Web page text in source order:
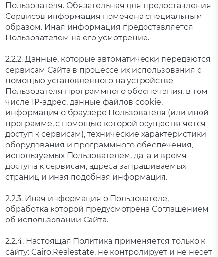
Пользователя. Обязательная для предоставления
Сервисов информация помечена специальным
образом. Иная информация предоставляется
Пользователем на его усмотрение.
2.2.2. Данные, которые автоматически передаются
сервисам Сайта в процессе их использования с
помощью установленного на устройстве
Пользователя программного обеспечения, в том
числе IP-адрес, данные файлов cookie,
информация о браузере Пользователя (или иной
программе, с помощью которой осуществляется
доступ к сервисам), технические характеристики
оборудования и программного обеспечения,
используемых Пользователем, дата и время
доступа к сервисам, адреса запрашиваемых
страниц и иная подобная информация.
2.2.3. Иная информация о Пользователе,
обработка которой предусмотрена Соглашением
об использовании Сайта.
2.2.4. Настоящая Политика применяется только к
сайту: Cairo.Realestate, не контролирует и не несет